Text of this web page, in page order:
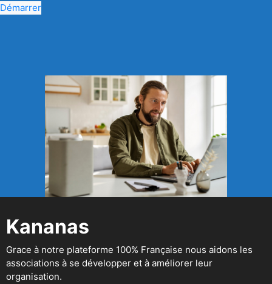
Démarrer
Kananas
Grace à notre plateforme 100% Française nous aidons les
associations à se développer et à améliorer leur
organisation.